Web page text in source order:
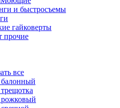
и быстросъемы
гайковерты
прочиe
все